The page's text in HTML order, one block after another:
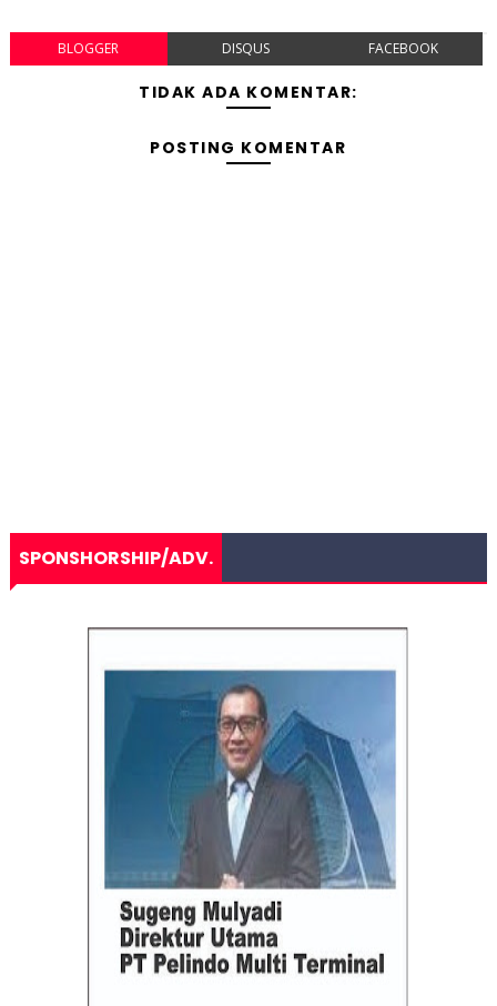
BLOGGER DISQUS FACEBOOK
TIDAK ADA KOMENTAR:
POSTING KOMENTAR
SPONSHORSHIP/ADV.